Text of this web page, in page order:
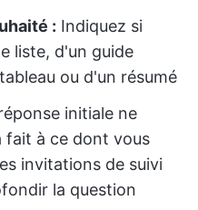
: Indiquez si
liste, d'un guide
ou d'un résumé
initiale ne
fait à ce dont vous
invitations de suivi
la question